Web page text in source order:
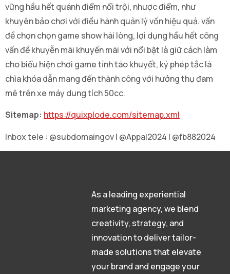
vững hầu hết quánh điểm nổi trội, nhược điểm, như
khuyên bảo chơi với điều hành quản lý vốn hiệu quả. vấn
đề chọn chọn game show hài lòng, lợi dụng hầu hết công
vấn đề khuyễn mãi khuyến mãi với nổi bật là giữ cách làm
cho biểu hiện chơi game tỉnh táo khuyết, kỷ phép tắc là
chìa khóa dẫn mang đến thành công với hưởng thụ đam
mê trên xe máy dung tích 50cc.
Sitemap: https://quixplode.com/sitemap.xml
Inbox tele : @subdomaingov | @Appal2024 | @fb882024
As a leading experiential
marketing agency, we blend
creativity, strategy, and
innovation to deliver tailor-
made solutions that elevate
your brand and engage your